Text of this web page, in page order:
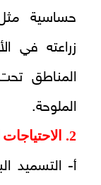
حساسية
زراعته في
المناطق
الملوحة.
2. الاحتياجات السمادية
أ- التسميد